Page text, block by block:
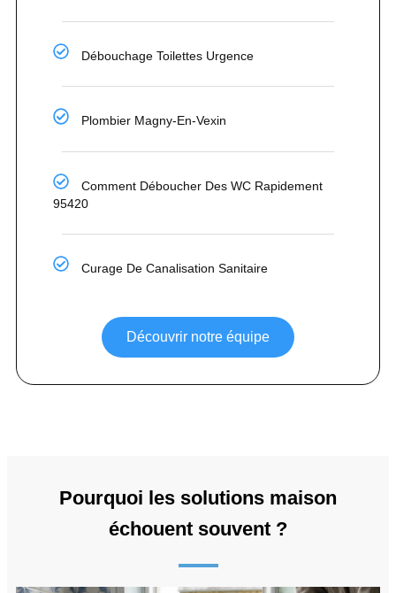
Débouchage Toilettes Urgence
Plombier Magny-En-Vexin
Comment Déboucher Des WC Rapidement
95420
Curage De Canalisation Sanitaire
Découvrir notre équipe
Pourquoi les solutions maison
échouent souvent ?